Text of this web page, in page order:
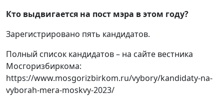
Кто выдвигается на пост мэра в этом году?
Зарегистрировано пять кандидатов.
Полный список кандидатов – на сайте вестника
Мосгоризбиркома:
https://www.mosgorizbirkom.ru/vybory/kandidaty-na-
vyborah-mera-moskvy-2023/